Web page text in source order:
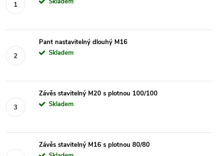
Pant nastavitelný dlouhý M16
Skladem
Závěs stavitelný M20 s plotnou 100/100
Skladem
Závěs stavitelný M16 s plotnou 80/80